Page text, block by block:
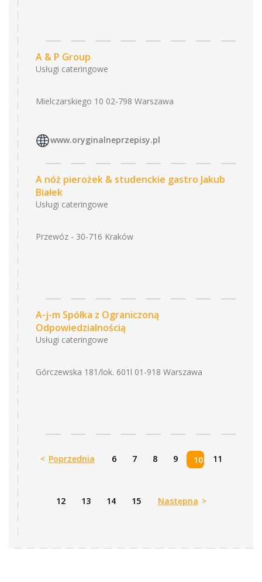
A & P Group
Usługi cateringowe
Mielczarskiego 10 02-798 Warszawa
www.oryginalneprzepisy.pl
A nóż pierożek & studenckie gastro Jakub
Białek
Usługi cateringowe
Przewóz - 30-716 Kraków
A-j-m Spółka z Ograniczoną
Odpowiedzialnością
Usługi cateringowe
Górczewska 181/lok. 601l 01-918 Warszawa
< Poprzednia 6 7 8 9 10 11
12 13 14 15 Następna >